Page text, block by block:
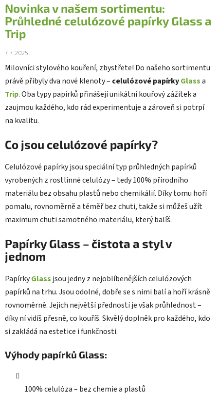
Novinka v našem sortimentu:
Průhledné celulózové papírky Glass a
Trip
7.7.2025
Milovníci stylového kouření, zbystřete! Do našeho sortimentu
právě přibyly dva nové klenoty – celulózové papírkyGlassa
Trip. Oba typy papírků přinášejí unikátní kouřový zážitek a
zaujmou každého, kdo rád experimentuje a zároveň si potrpí
na kvalitu.
Co jsou celulózové papírky?
Celulózové papírky jsou speciální typ průhledných papírků
vyrobených z rostlinné celulózy – tedy 100% přírodního
materiálu bez obsahu plastů nebo chemikálií. Díky tomu hoří
pomalu, rovnoměrně a téměř bez chuti, takže si můžeš užít
maximum chuti samotného materiálu, který balíš.
PapírkyGlass – čistota a styl v
jednom
PapírkyGlass jsou jedny z nejoblíbenějších celulózových
papírků na trhu. Jsou odolné, dobře se s nimi balí a hoří krásně
rovnoměrně. Jejich největší předností je však průhlednost –
díky ní vidíš přesně, co kouříš. Skvělý doplněk pro každého, kdo
si zakládá na estetice i funkčnosti.
Výhody papírků Glass:
100% celulóza – bez chemie a plastů